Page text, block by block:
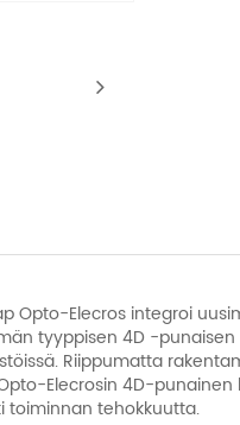
Opto-Elecros integroi
tyyppisen 4D -
Riippumatta
Elecrosin 4D-
toiminnan tehokkuutta.